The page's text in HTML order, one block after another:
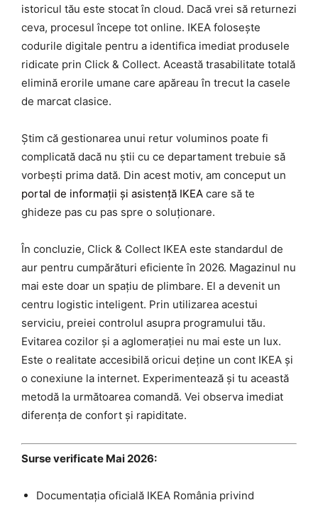
istoricul tău este stocat în cloud. Dacă vrei să returnezi
ceva, procesul începe tot online. IKEA folosește
codurile digitale pentru a identifica imediat produsele
ridicate prin Click & Collect. Această trasabilitate totală
elimină erorile umane care apăreau în trecut la casele
de marcat clasice.
Știm că gestionarea unui retur voluminos poate fi
complicată dacă nu știi cu ce departament trebuie să
vorbești prima dată. Din acest motiv, am conceput un
portal de informații și asistență IKEA care să te
ghideze pas cu pas spre o soluționare.
În concluzie, Click & Collect IKEA este standardul de
aur pentru cumpărături eficiente în 2026. Magazinul nu
mai este doar un spațiu de plimbare. El a devenit un
centru logistic inteligent. Prin utilizarea acestui
serviciu, preiei controlul asupra programului tău.
Evitarea cozilor și a aglomerației nu mai este un lux.
Este o realitate accesibilă oricui deține un cont IKEA și
o conexiune la internet. Experimentează și tu această
metodă la următoarea comandă. Vei observa imediat
diferența de confort și rapiditate.
Surse verificate Mai 2026:
Documentația oficială IKEA România privind